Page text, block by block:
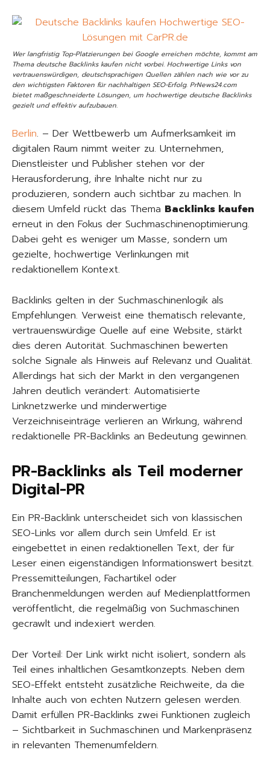
Wer langfristig Top-Platzierungen bei Google erreichen möchte, kommt am
Thema deutsche Backlinks kaufen nicht vorbei. Hochwertige Links von
vertrauenswürdigen, deutschsprachigen Quellen zählen nach wie vor zu
den wichtigsten Faktoren für nachhaltigen SEO-Erfolg. PrNews24.com
bietet maßgeschneiderte Lösungen, um hochwertige deutsche Backlinks
gezielt und effektiv aufzubauen.
Berlin. – Der Wettbewerb um Aufmerksamkeit im
digitalen Raum nimmt weiter zu. Unternehmen,
Dienstleister und Publisher stehen vor der
Herausforderung, ihre Inhalte nicht nur zu
produzieren, sondern auch sichtbar zu machen. In
diesem Umfeld rückt das Thema Backlinks kaufen
erneut in den Fokus der Suchmaschinenoptimierung.
Dabei geht es weniger um Masse, sondern um
gezielte, hochwertige Verlinkungen mit
redaktionellem Kontext.
Backlinks gelten in der Suchmaschinenlogik als
Empfehlungen. Verweist eine thematisch relevante,
vertrauenswürdige Quelle auf eine Website, stärkt
dies deren Autorität. Suchmaschinen bewerten
solche Signale als Hinweis auf Relevanz und Qualität.
Allerdings hat sich der Markt in den vergangenen
Jahren deutlich verändert: Automatisierte
Linknetzwerke und minderwertige
Verzeichniseinträge verlieren an Wirkung, während
redaktionelle PR-Backlinks an Bedeutung gewinnen.
PR-Backlinks als Teil moderner
Digital-PR
Ein PR-Backlink unterscheidet sich von klassischen
SEO-Links vor allem durch sein Umfeld. Er ist
eingebettet in einen redaktionellen Text, der für
Leser einen eigenständigen Informationswert besitzt.
Pressemitteilungen, Fachartikel oder
Branchenmeldungen werden auf Medienplattformen
veröffentlicht, die regelmäßig von Suchmaschinen
gecrawlt und indexiert werden.
Der Vorteil: Der Link wirkt nicht isoliert, sondern als
Teil eines inhaltlichen Gesamtkonzepts. Neben dem
SEO-Effekt entsteht zusätzliche Reichweite, da die
Inhalte auch von echten Nutzern gelesen werden.
Damit erfüllen PR-Backlinks zwei Funktionen zugleich
– Sichtbarkeit in Suchmaschinen und Markenpräsenz
in relevanten Themenumfeldern.